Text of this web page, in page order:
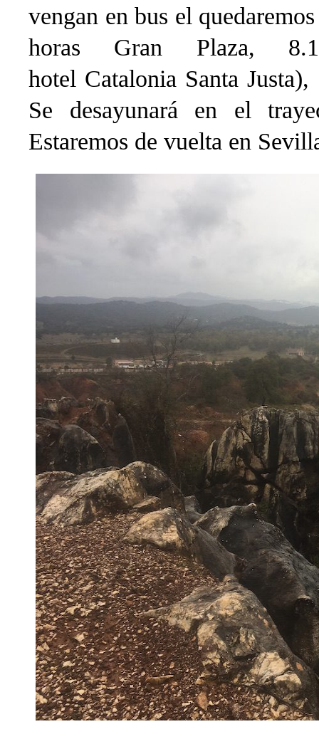
vengan en bus el
horas Gran Plaza,
hotel Catalonia Santa
Se desayunará en el
Estaremos de vuelta en